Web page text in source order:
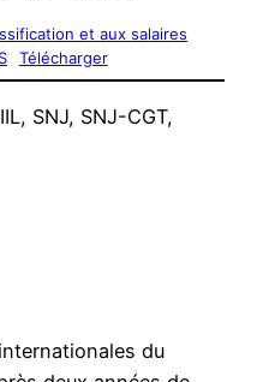
et aux salaires
Télécharger
SNJ, SNJ-CGT,
du